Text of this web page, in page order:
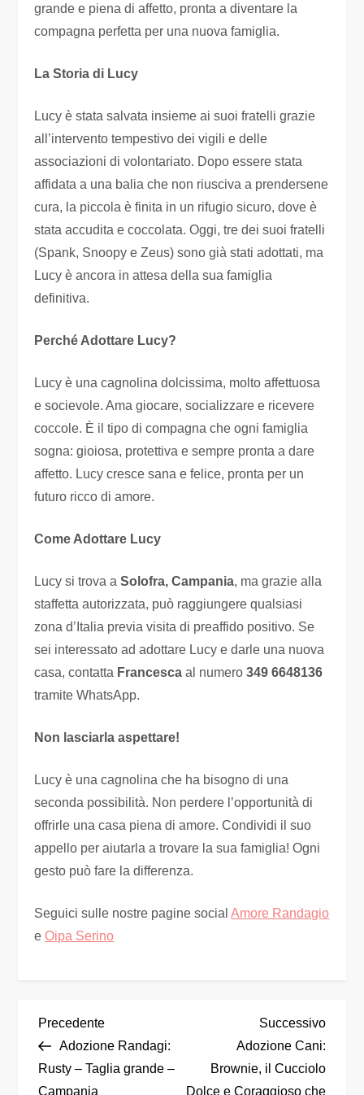
grande e piena di affetto, pronta a diventare la
compagna perfetta per una nuova famiglia.
La Storia di Lucy
Lucy è stata salvata insieme ai suoi fratelli grazie
all’intervento tempestivo dei vigili e delle
associazioni di volontariato. Dopo essere stata
affidata a una balia che non riusciva a prendersene
cura, la piccola è finita in un rifugio sicuro, dove è
stata accudita e coccolata. Oggi, tre dei suoi fratelli
(Spank, Snoopy e Zeus) sono già stati adottati, ma
Lucy è ancora in attesa della sua famiglia
definitiva.
Perché Adottare Lucy?
Lucy è una cagnolina dolcissima, molto affettuosa
e socievole. Ama giocare, socializzare e ricevere
coccole. È il tipo di compagna che ogni famiglia
sogna: gioiosa, protettiva e sempre pronta a dare
affetto. Lucy cresce sana e felice, pronta per un
futuro ricco di amore.
Come Adottare Lucy
Lucy si trova aSolofra, Campania, ma grazie alla
staffetta autorizzata, può raggiungere qualsiasi
zona d’Italia previa visita di preaffido positivo. Se
sei interessato ad adottare Lucy e darle una nuova
casa, contatta Francesca al numero349 6648136
tramite WhatsApp.
Non lasciarla aspettare!
Lucy è una cagnolina che ha bisogno di una
seconda possibilità. Non perdere l’opportunità di
offrirle una casa piena di amore. Condividi il suo
appello per aiutarla a trovare la sua famiglia! Ogni
gesto può fare la differenza.
Seguici sulle nostre pagine socialAmore Randagio
eOipa Serino
Precedente
Adozione Randagi:
Rusty – Taglia grande –
Campania
Successivo
Adozione Cani:
Brownie, il Cucciolo
Dolce e Coraggioso che